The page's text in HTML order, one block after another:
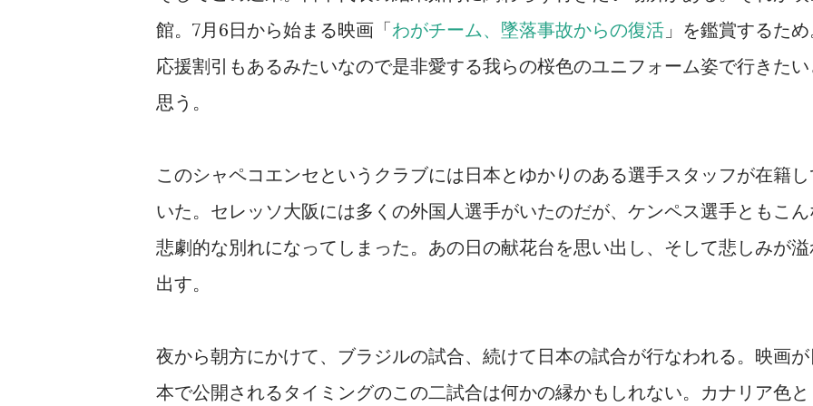
館。7月6日から始まる映画「わがチーム、墜落事故からの復活 」を鑑賞するた
応援割引もあるみたいなので是非愛する我らの桜色のユニフォーム姿で行きた
思う。
このシャペコエンセというクラブには日本とゆかりのある選手スタッフが在籍
いた。セレッソ大阪には多くの外国人選手がいたのだが、ケンペス選手ともこ
悲劇的な別れになってしまった。あの日の献花台を思い出し、そして悲しみが
出す。
夜から朝方にかけて、ブラジルの試合、続けて日本の試合が行なわれる。映画
本で公開されるタイミングのこの二試合は何かの縁かもしれない。カナリア色と